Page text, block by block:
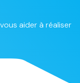
aider à réaliser